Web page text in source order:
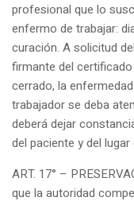
profesional que lo
enfermo de trabajar:
curación. A solicitud
firmante del
cerrado, la
trabajador se deba
deberá dejar
del paciente y del
ART. 17° –
que la autoridad